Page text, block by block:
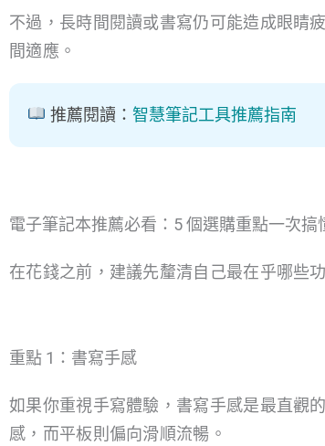
不過，長時間閱讀或書寫仍可能造成眼睛
間適應。
推薦閱讀： 智慧筆記工具推薦指南
電子筆記本推薦必看：5 個選購重點一次搞
在花錢之前，建議先釐清自己最在乎哪些
重點 1：書寫手感
如果你重視手寫體驗，書寫手感是最直觀
感，而平板則偏向滑順流暢。